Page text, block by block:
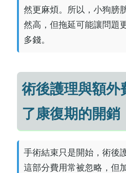
然更麻煩。所以，小狗膀
然高，但拖延可能讓問題
多錢。
術後護理與額外
了康復期的開銷
手術結束只是開始，術後
這部分費用常被忽略，但